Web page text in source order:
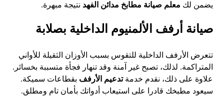
يضمن لك معلم صيانة مطابخ مدائن الفهد نتيجة مبهرة.
صيانة أرفف الألمنيوم الداخلية بصلابة
تتعرض الأرفف الداخلية للتقوس بسبب الأوزان الثقيلة للأواني
المتراكمة. لذلك، تصبح غير آمنة وقد تنهار فجأة متسببة بخسائر.
علاوة على ذلك، نقدم خدمةتدعيم الأرفف بقطاعات سميكة.
سيعود مطبخك قادرا على استيعاب أدواتك بأمان تام ومطلق.